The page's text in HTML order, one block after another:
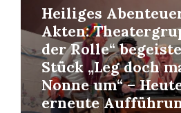
Heiliges
Akten:
der Rolle“
Stück „Leg doch
Nonne um“ –
erneute